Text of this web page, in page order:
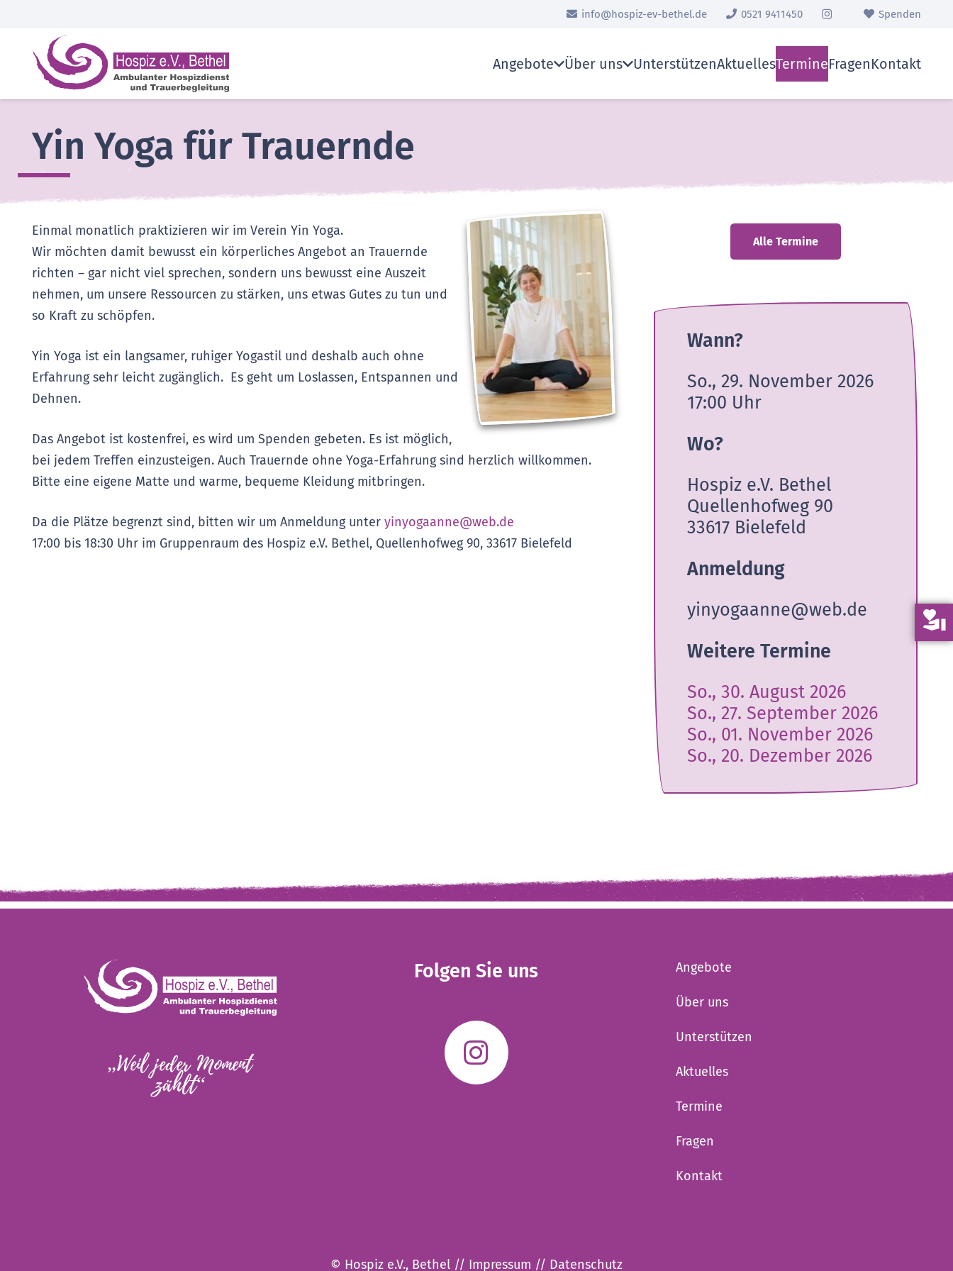
info@hospiz-ev-bethel.de 0521 9411450 Spenden
Angebote Über uns UnterstützenAktuellesTermineFragenKontakt
Yin Yoga für Trauernde
Einmal monatlich praktizieren wir im Verein Yin Yoga.
Wir möchten damit bewusst ein körperliches Angebot an Trauernde
richten – gar nicht viel sprechen, sondern uns bewusst eine Auszeit
nehmen, um unsere Ressourcen zu stärken, uns etwas Gutes zu tun und
so Kraft zu schöpfen.
Yin Yoga ist ein langsamer, ruhiger Yogastil und deshalb auch ohne
Erfahrung sehr leicht zugänglich. Es geht um Loslassen, Entspannen und
Dehnen.
Das Angebot ist kostenfrei, es wird um Spenden gebeten. Es ist möglich,
bei jedem Treffen einzusteigen. Auch Trauernde ohne Yoga-Erfahrung sind herzlich willkommen.
Bitte eine eigene Matte und warme, bequeme Kleidung mitbringen.
Da die Plätze begrenzt sind, bitten wir um Anmeldung unter yinyogaanne@web.de
17:00 bis 18:30 Uhr im Gruppenraum des Hospiz e.V. Bethel, Quellenhofweg 90, 33617 Bielefeld
Alle Termine
Wann?
So., 29. November 2026
17:00 Uhr
Wo?
Hospiz e.V. Bethel
Quellenhofweg 90
33617 Bielefeld
Anmeldung
yinyogaanne@web.de
Weitere Termine
So., 30. August 2026
So., 27. September 2026
So., 01. November 2026
So., 20. Dezember 2026
„Weil jeder Moment
zählt“
Folgen Sie uns Angebote
Über uns
Unterstützen
Aktuelles
Termine
Fragen
Kontakt
© Hospiz e.V., Bethel // Impressum // Datenschutz
volunteer_activism